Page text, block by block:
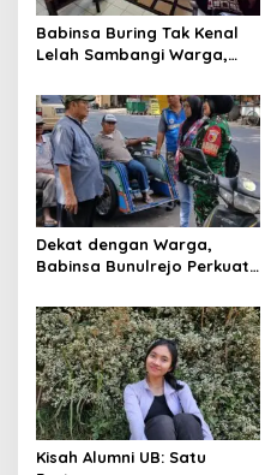
Babinsa Buring Tak Kenal
Lelah Sambangi Warga,
Jaga Kamtibmas
Dekat dengan Warga,
Babinsa Bunulrejo Perkuat
Kisah Alumni UB: Satu